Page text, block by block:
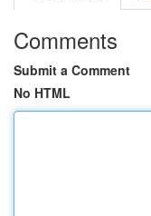
Comments
Submit a Comment
No HTML